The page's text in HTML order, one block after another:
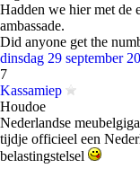
Hadden we hier met de
ambassade.
Did anyone get the
dinsdag 29 september
7
Kassamiep
Houdoe
Nederlandse
tijdje officieel een
belastingstelsel